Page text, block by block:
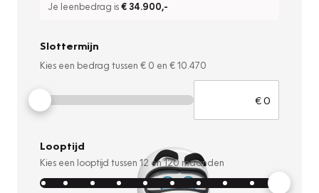
Je leenbedrag is€ 34.900,-
Slottermijn
Kies een bedrag tussen € 0 en € 10.470
Looptijd
Kies een looptijd tussen 12 en120 maanden